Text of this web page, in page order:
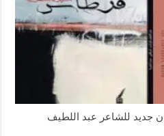
جديد للشاعر عبد اللطيف